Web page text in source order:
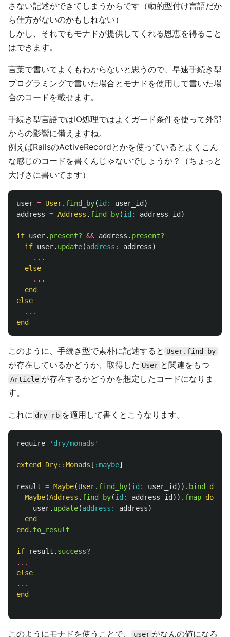
さない記述ができてしまうからです（動的型付け言語だか
ら仕方がないのかもしれない）
しかし、それでもモナドが提供してくれる恩恵を得ること
はできます。
言葉で書いてよくもわからないと思うので、早速手続き型
プログラミングで書いた場合とモナドを使用して書いた場
合のコードを載せます。
手続き型言語ではIO処理ではよくガード条件を使って外部
からの影響に備えますね。
例えばRailsのActiveRecordとかを使っているとよくこん
な感じのコードを書くんじゃないでしょうか？（ちょっと
大げさに書いてます）
user = User. find_by(id: user_id )
address = Address . find_by(id: address_id )
if user. present? && address . present?
if user. update(address: address)
...
else
...
end
else
...
end
このように、手続き型で素朴に記述すると User.find_by
が存在しているかどうか、取得した User と関連をもつ
Article が存在するかどうかを想定したコードになりま
す。
これに dry-rb を適用して書くとこうなります。
require 'dry/monads'
extend Dry::Monads [ :maybe]
result = Maybe(User. find_by(id: user_id )). bind do
Maybe(Address . find_by(id: address_id )). fmap do
user. update(address: address)
end
end . to_result
if result . success?
...
else
...
end
このようにモナドを使うことで、 user がなんの値になろ